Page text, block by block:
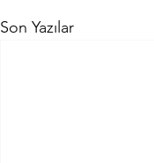
Son Yazılar